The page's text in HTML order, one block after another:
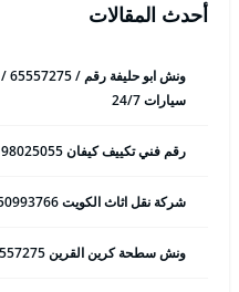
أحدث المقالات
سيارات 24/7
رقم فني تكييف كيفان 98025055 فني تكييف مركزي 24 ساعة
شركة نقل اثاث الكويت 50993766 هاف لوري وانيت نقل عفش
ونش سطحة كرين القرين 65557275 ونش سحب وانقاذ سيارات